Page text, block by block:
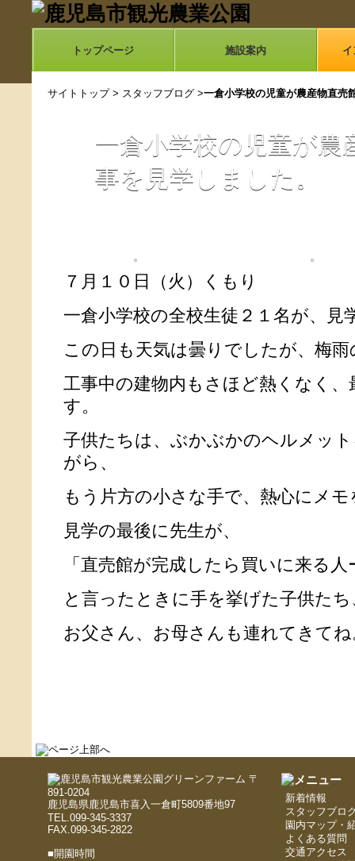
トップページ 施設案内
サイトトップ> スタッフブログ >一倉小学校の児童が農産物直売
一倉小学校の児童が農
事を見学しました。
７月１０日（火）くもり
一倉小学校の全校生徒２１名が、見
この日も天気は曇りでしたが、梅
工事中の建物内もさほど熱くなく
す。
子供たちは、ぶかぶかのヘルメッ
がら、
もう片方の小さな手で、熱心にメ
見学の最後に先生が、
「直売館が完成したら買いに来る人
と言ったときに手を挙げた子供たち
お父さん、お母さんも連れてきてね
〒
891-0204
鹿児島県鹿児島市喜入一倉町5809番地97
TEL.099-345-3337
FAX.099-345-2822
■開園時間
新着情報
スタッフブロ
園内マップ・
よくある質問
交通アクセス